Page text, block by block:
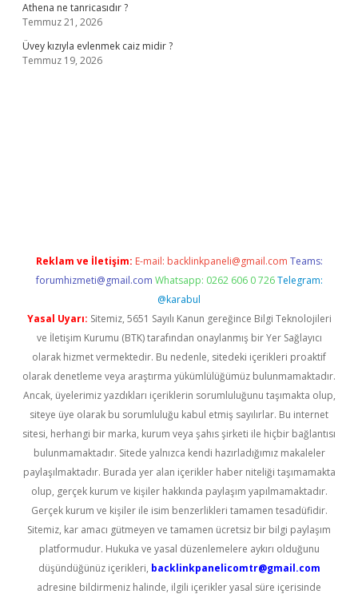
Athena ne tanricasıdır ?
Temmuz 21, 2026
Üvey kızıyla evlenmek caiz midir ?
Temmuz 19, 2026
Reklam ve İletişim: E-mail: backlinkpaneli@gmail.com Teams:
forumhizmeti@gmail.com Whatsapp: 0262 606 0 726 Telegram:
@karabul
Yasal Uyarı: Sitemiz, 5651 Sayılı Kanun gereğince Bilgi Teknolojileri
ve İletişim Kurumu (BTK) tarafından onaylanmış bir Yer Sağlayıcı
olarak hizmet vermektedir. Bu nedenle, sitedeki içerikleri proaktif
olarak denetleme veya araştırma yükümlülüğümüz bulunmamaktadır.
Ancak, üyelerimiz yazdıkları içeriklerin sorumluluğunu taşımakta olup,
siteye üye olarak bu sorumluluğu kabul etmiş sayılırlar. Bu internet
sitesi, herhangi bir marka, kurum veya şahıs şirketi ile hiçbir bağlantısı
bulunmamaktadır. Sitede yalnızca kendi hazırladığımız makaleler
paylaşılmaktadır. Burada yer alan içerikler haber niteliği taşımamakta
olup, gerçek kurum ve kişiler hakkında paylaşım yapılmamaktadır.
Gerçek kurum ve kişiler ile isim benzerlikleri tamamen tesadüfidir.
Sitemiz, kar amacı gütmeyen ve tamamen ücretsiz bir bilgi paylaşım
platformudur. Hukuka ve yasal düzenlemelere aykırı olduğunu
düşündüğünüz içerikleri, backlinkpanelicomtr@gmail.com
adresine bildirmeniz halinde, ilgili içerikler yasal süre içerisinde